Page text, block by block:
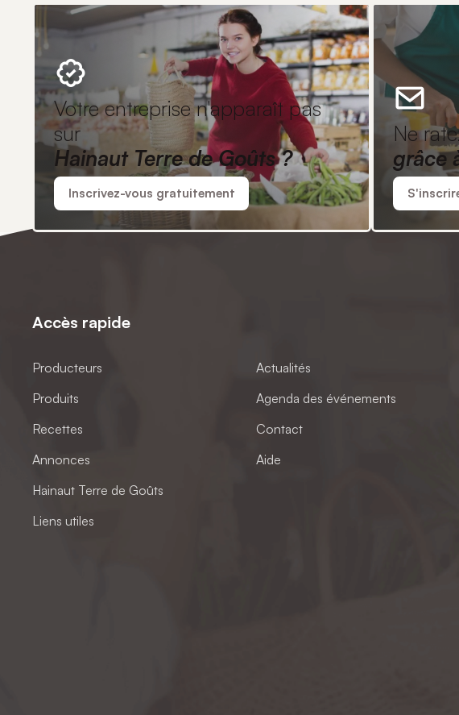
Votre entreprise n'apparaît pas
sur
Hainaut Terre de Goûts ?
Inscrivez-vous gratuitement
Ne
grâce
Accès rapide
Producteurs
Produits
Recettes
Annonces
Hainaut Terre de Goûts
Liens utiles
Actualités
Agenda des événements
Contact
Aide